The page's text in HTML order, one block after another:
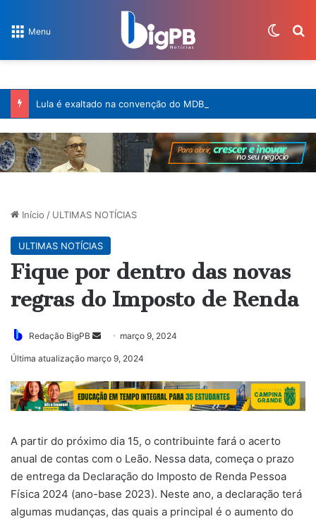
Menu
Início / ULTIMAS NOTÍCIAS
ULTIMAS NOTÍCIAS
Fique por dentro das novas
regras do Imposto de Renda
Redação BigPB
Mande
mail
março 9, 2024
Última atualização março 9, 2024
A partir do próximo dia 15, o contribuinte fará o acerto
anual de contas com o Leão. Nessa data, começa o prazo
de entrega da Declaração do Imposto de Renda Pessoa
Física 2024 (ano-base 2023). Neste ano, a declaração terá
algumas mudanças, das quais a principal é o aumento do